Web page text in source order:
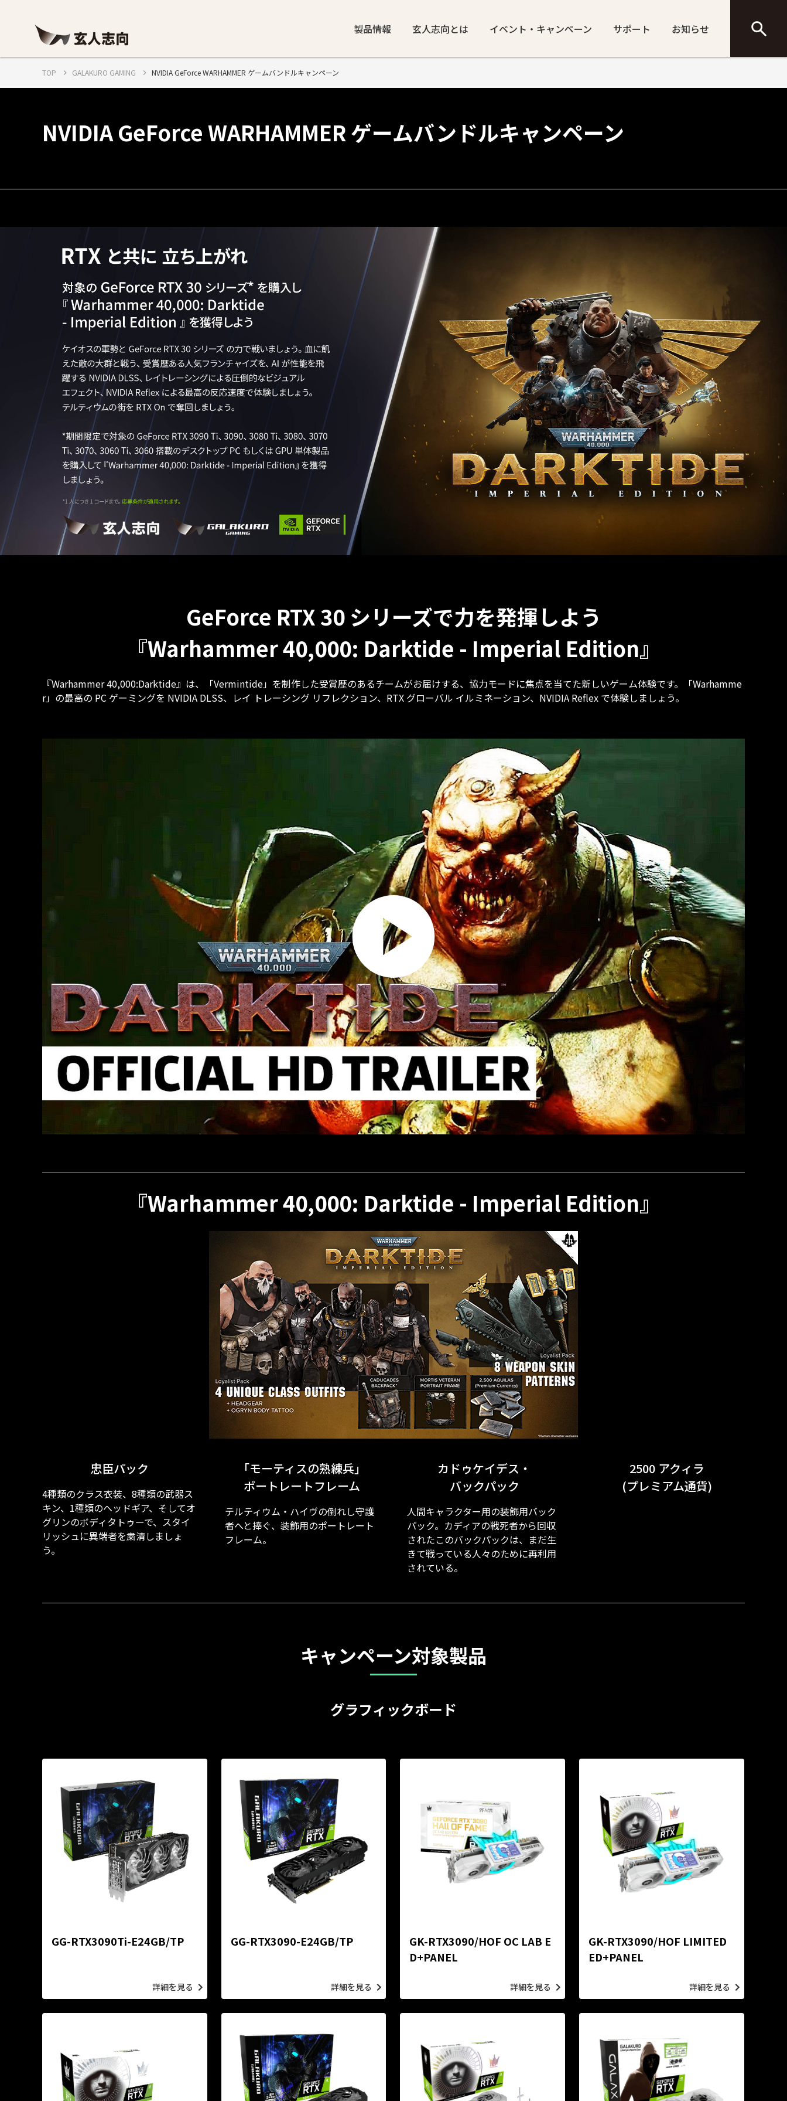
製品情報 玄人志向とは イベント・キャンペーン サポート お知らせ
TOP GALAKURO GAMING NVIDIA GeForce WARHAMMER ゲームバンドルキャンペーン
NVIDIA GeForce WARHAMMER ゲームバンドルキャンペーン
GeForce RTX 30 シリーズで力を発揮しよう
『Warhammer 40,000: Darktide - Imperial Edition』
『Warhammer 40,000:Darktide』は、「Vermintide」を制作した受賞歴のあるチームがお届けする、協力モードに焦点を当てた新しいゲーム体験です。「Warhamme
r」の最高の PC ゲーミングを NVIDIA DLSS、レイ トレーシング リフレクション、RTX グローバル イルミネーション、NVIDIA Reflex で体験しましょう。
『Warhammer 40,000: Darktide - Imperial Edition』
忠臣パック
4種類のクラス衣装、8種類の武器ス
キン、1種類のヘッドギア、そしてオ
グリンのボディタトゥーで、スタイ
リッシュに異端者を粛清しましょ
う。
「モーティスの熟練兵」
ポートレートフレーム
テルティウム・ハイヴの倒れし守護
者へと捧ぐ、装飾用のポートレート
フレーム。
カドゥケイデス・
バックパック
人間キャラクター用の装飾用バック
パック。カディアの戦死者から回収
されたこのバックパックは、まだ生
きて戦っている人々のために再利用
されている。
2500 アクィラ
(プレミアム通貨)
キャンペーン対象製品
グラフィックボード
GG-RTX3090Ti-E24GB/TP
詳細を見る
GG-RTX3090-E24GB/TP
詳細を見る
GK-RTX3090/HOF OC LAB E
D+PANEL
詳細を見る
GK-RTX3090/HOF LIMITED
ED+PANEL
詳細を見る